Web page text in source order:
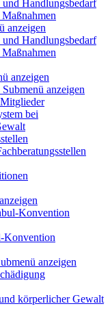
und Handlungsbedarf
anzeigen
und Handlungsbedarf
anzeigen
Submenü anzeigen
bei
Konvention
Konvention
anzeigen
körperlicher Gewalt